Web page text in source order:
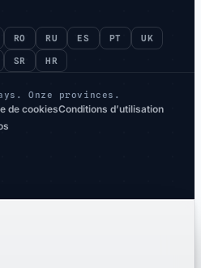
RO RU ES PT
UK
SR HR
Onze provinces.
de cookiesConditions d’utilisation